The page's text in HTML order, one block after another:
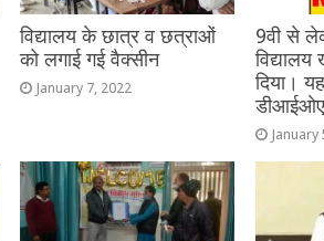
विद्यालय के छात्र व छत्राओं
को लगाई गई वैक्सीन
January 7, 2022
9वी से
दिया।
January